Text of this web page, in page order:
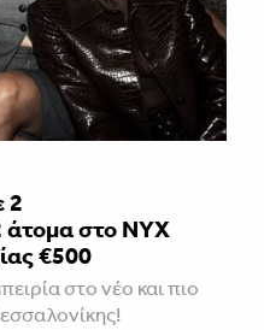
2
άτομα στο NYX
€500
στο νέο και πιο